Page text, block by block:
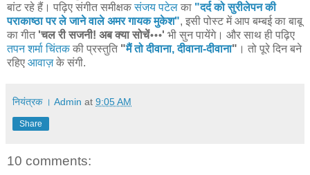
बांट रहे हैं। पढ़िए संगीत समीक्षकसंजय पटेल का "दर्द को सुरीलेपन की
पराकाष्ठा पर ले जाने वाले अमर गायक मुकेश", इसी पोस्ट में आप बम्बई का बाबू
का गीत 'चल री सजनी! अब क्या सोचें॰॰॰' भी सुन पायेंगे। और साथ ही पढ़िए
तपन शर्मा चिंतककी प्रस्तुति "मैं तो दीवाना, दीवाना-दीवाना" । तो पूरे दिन बने
रहिए आवाज़के संगी.
नियंत्रक । Admin at 9:05 AM
Share
10 comments: